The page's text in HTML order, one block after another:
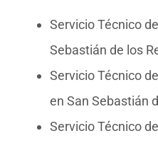
Servicio Técnico
Sebastián de los
Servicio Técnico
en San Sebastián
Servicio Técnico